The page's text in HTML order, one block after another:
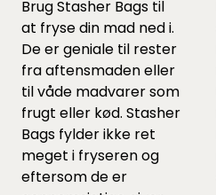
Brug Stasher Bags til
at fryse din mad ned i.
De er geniale til rester
fra aftensmaden eller
til våde madvarer som
frugt eller kød. Stasher
Bags fylder ikke ret
meget i fryseren og
eftersom de er